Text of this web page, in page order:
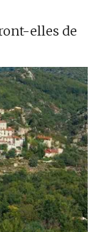
elles de